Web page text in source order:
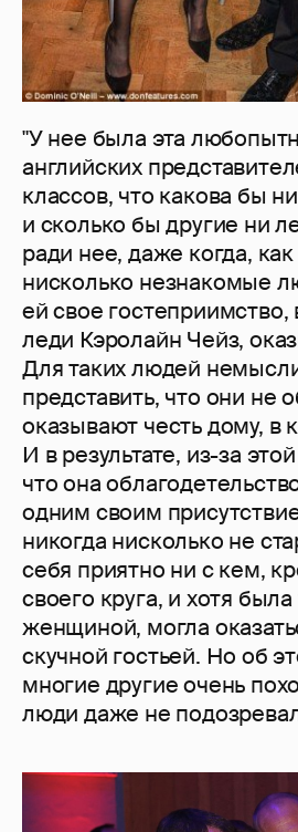
"У нее была эта
английских
классов, что какова бы
и сколько бы другие ни
ради нее, даже когда,
нисколько незнакомые
ей свое гостеприимство,
леди Кэролайн Чейз,
Для таких людей
представить, что они не
оказывают честь дому, в
И в результате, из-за
что она
одним своим
никогда нисколько не
себя приятно ни с кем,
своего круга, и хотя
женщиной, могла
скучной гостьей. Но об
многие другие очень
люди даже не